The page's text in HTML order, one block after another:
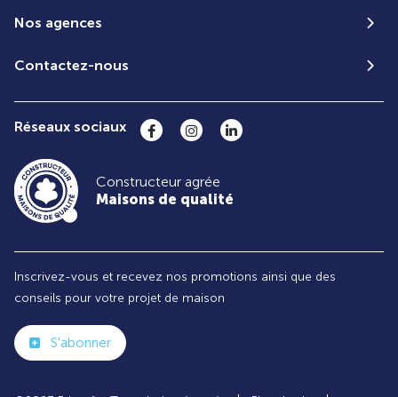
Nos agences
Contactez-nous
Réseaux sociaux
Constructeur agrée
Maisons de qualité
Inscrivez-vous et recevez nos promotions ainsi que des
conseils pour votre projet de maison
S'abonner